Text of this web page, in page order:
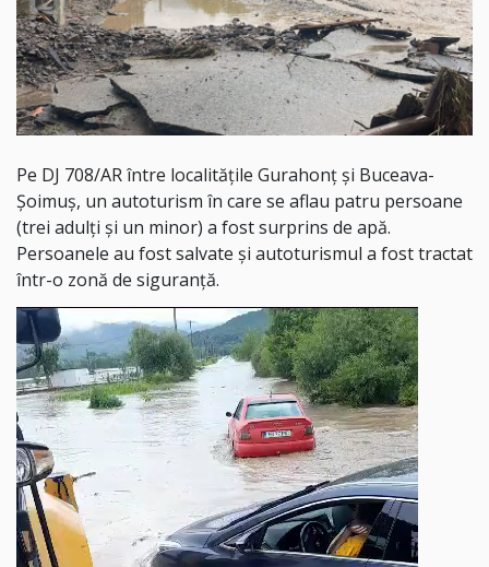
Pe DJ 708/AR între localitățile Gurahonț și Buceava-
Șoimuș, un autoturism în care se aflau patru persoane
(trei adulți și un minor) a fost surprins de apă.
Persoanele au fost salvate și autoturismul a fost tractat
într-o zonă de siguranță.
Player
video